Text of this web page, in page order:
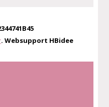
. Websupport HBidee